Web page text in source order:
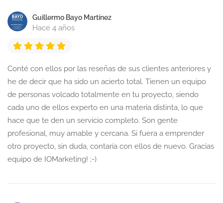
Guillermo Bayo Martínez
Hace 4 años
Conté con ellos por las reseñas de sus clientes anteriores y
he de decir que ha sido un acierto total. Tienen un equipo
de personas volcado totalmente en tu proyecto, siendo
cada uno de ellos experto en una materia distinta, lo que
hace que te den un servicio completo. Son gente
profesional, muy amable y cercana. Si fuera a emprender
otro proyecto, sin duda, contaría con ellos de nuevo. Gracias
equipo de IOMarketing! ;-)